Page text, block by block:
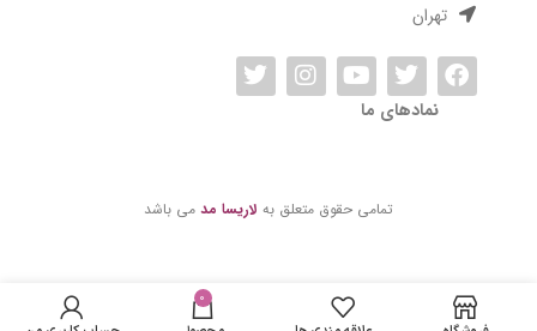
تهران
نمادهای ما
تمامی حقوق متعلق به لاریسا مد می باشد
Matex Colorless
تومان0